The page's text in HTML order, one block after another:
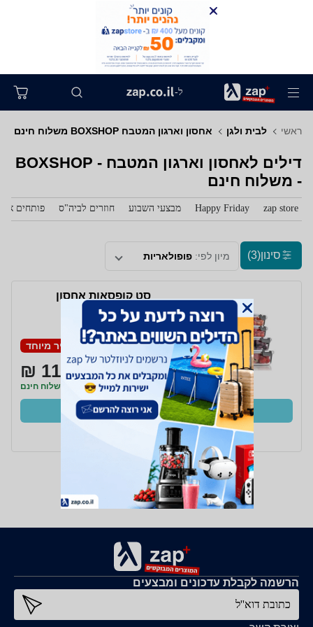
ל-
ראשי לבית ולגן אחסון וארגון המטבח BOXSHOP משלוח חינם
דילים לאחסון וארגון המטבח - BOXSHOP
- משלוח חינם
zap store
Happy Friday מבצעי השבוע חוזרים לביה"ס פותחים את
סינון(3) מיון לפי: פופולאריות
סט קופסאות אחסון
מזכוכית 24 חלקים
BOXSHOP
מחיר מיוחד
119 ₪
משלוח חינם
קנו עכשיו
ב- לינוי סחר+
הרשמה לקבלת עדכונים ומבצעים
כתובת דוא''ל